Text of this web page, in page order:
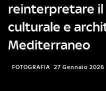
reinterpretare
culturale e
Mediterraneo
FOTOGRAFIA 27 Gennaio 2026